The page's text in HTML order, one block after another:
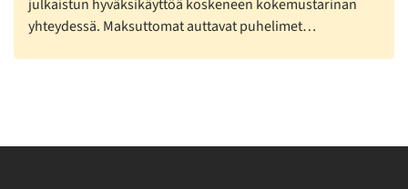
julkaistun hyväksikäyttöä koskeneen kokemustarinan
yhteydessä. Maksuttomat auttavat puhelimet…